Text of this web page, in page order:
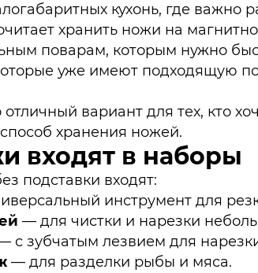
кухонь, где важно
хранить ножи на
поварам, которым нужно
уже имеют подходящую
отличный вариант для тех, кто
хранения ножей.
входят в наборы
подставки входят:
инструмент для
— для чистки и нарезки
с зубчатым лезвием для
— для разделки рыбы и мяса.